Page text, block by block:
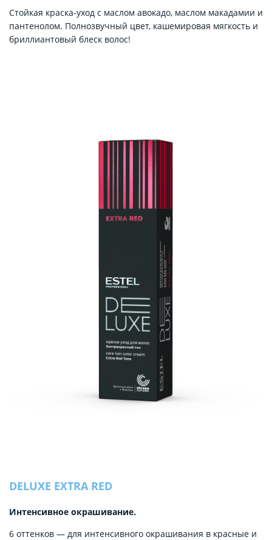
Стойкая краска-уход с маслом авокадо, маслом макадамии и
пантенолом. Полнозвучный цвет, кашемировая мягкость и
бриллиантовый блеск волос!
DELUXE EXTRA RED
Интенсивное окрашивание.
6 оттенков — для интенсивного окрашивания в красные и